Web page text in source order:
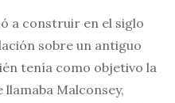
a construir en el siglo
sobre un antiguo
tenía como objetivo la
llamaba Malconsey,